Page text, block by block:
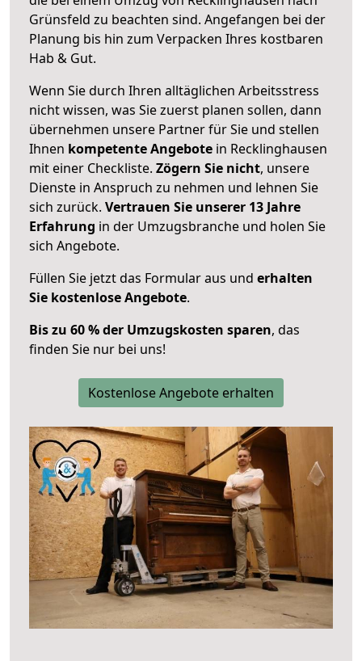
Grünsfeld zu beachten sind. Angefangen bei der
Planung bis hin zum Verpacken Ihres kostbaren
Hab & Gut.
Wenn Sie durch Ihren alltäglichen Arbeitsstress
nicht wissen, was Sie zuerst planen sollen, dann
übernehmen unsere Partner für Sie und stellen
Ihnen kompetente Angebote in Recklinghausen
mit einer Checkliste. Zögern Sie nicht, unsere
Dienste in Anspruch zu nehmen und lehnen Sie
sich zurück. Vertrauen Sie unserer 13 Jahre
Erfahrung in der Umzugsbranche und holen Sie
sich Angebote.
Füllen Sie jetzt das Formular aus und erhalten
Sie kostenlose Angebote.
Bis zu 60 % der Umzugskosten sparen, das
finden Sie nur bei uns!
Kostenlose Angebote erhalten